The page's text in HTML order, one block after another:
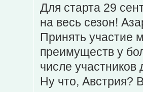
Для старта 29
на весь сезон!
Принять участие
преимуществ у
числе участников
Ну что, Австрия?